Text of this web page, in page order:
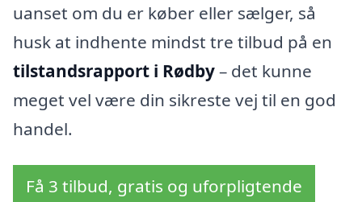
uanset om du er køber eller sælger, så
husk at indhente mindst tre tilbud på en
tilstandsrapport i Rødby– det kunne
meget vel være din sikreste vej til en god
handel.
Få 3 tilbud, gratis og uforpligtende